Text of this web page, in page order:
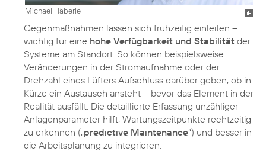
Michael Häberle
Gegenmaßnahmen lassen sich frühzeitig einleiten –
wichtig für eine hohe Verfügbarkeit und Stabilität der
Systeme am Standort. So können beispielsweise
Veränderungen in der Stromaufnahme oder der
Drehzahl eines Lüfters Aufschluss darüber geben, ob in
Kürze ein Austausch ansteht – bevor das Element in der
Realität ausfällt. Die detaillierte Erfassung unzähliger
Anlagenparameter hilft, Wartungszeitpunkte rechtzeitig
zu erkennen („predictive Maintenance“) und besser in
die Arbeitsplanung zu integrieren.